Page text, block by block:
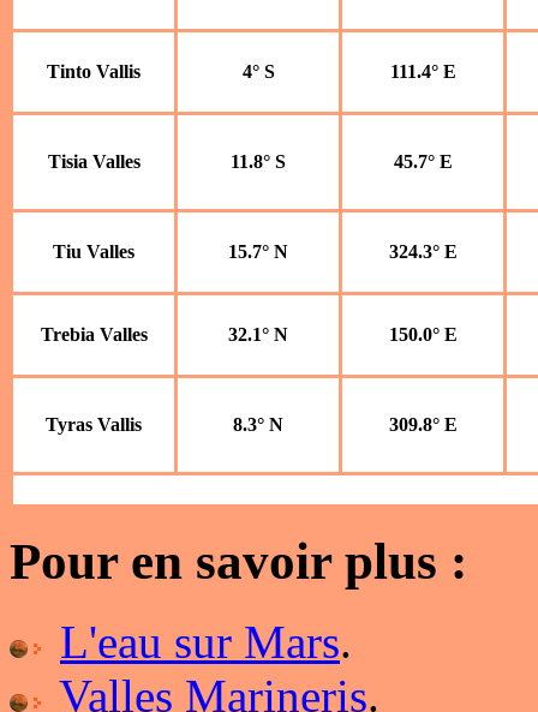
Tinto Vallis 4° S 111.4° E
Tisia Valles 11.8° S 45.7° E
Tiu Valles 15.7° N 324.3° E
Trebia Valles 32.1° N 150.0° E
Tyras Vallis 8.3° N 309.8° E
Pour en savoir plus :
L'eau sur Mars.
Valles Marineris.